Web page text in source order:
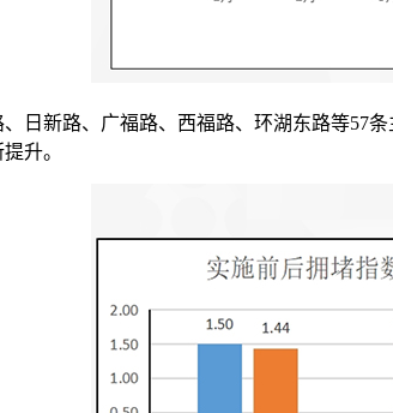
日新路、广福路、西福路、环湖东路等57
升。